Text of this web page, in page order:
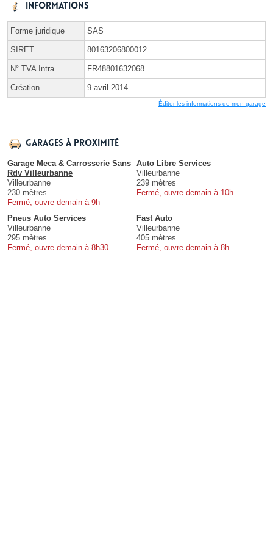
Informations
Forme juridique SAS
SIRET 80163206800012
N° TVA Intra. FR48801632068
Création 9 avril 2014
Éditer les informations de mon garage
Garages à proximité
Garage Meca & Carrosserie Sans
Rdv Villeurbanne
Villeurbanne
230 mètres
Fermé, ouvre demain à 9h
Auto Libre Services
Villeurbanne
239 mètres
Fermé, ouvre demain à 10h
Pneus Auto Services
Villeurbanne
295 mètres
Fermé, ouvre demain à 8h30
Fast Auto
Villeurbanne
405 mètres
Fermé, ouvre demain à 8h